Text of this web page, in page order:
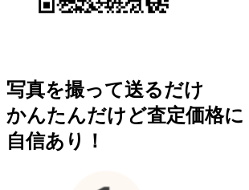
写真を撮って送るだけ
かんたんだけど査定価格に
自信あり！